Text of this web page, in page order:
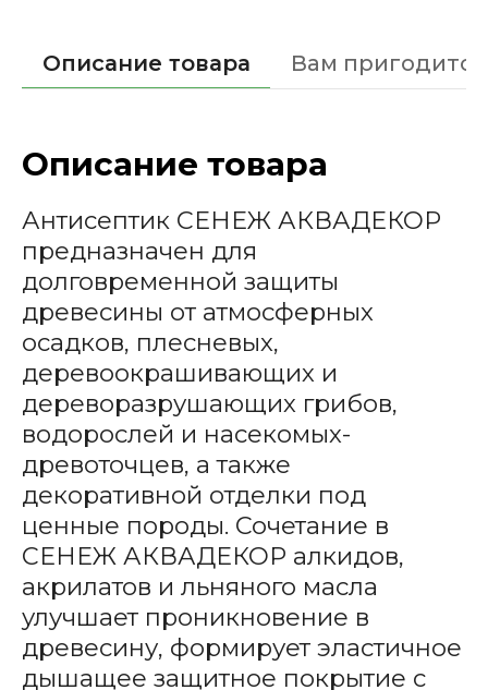
Описание товара Вам пригодится
Описание товара
Антисептик СЕНЕЖ АКВАДЕКОР
предназначен для
долговременной защиты
древесины от атмосферных
осадков, плесневых,
деревоокрашивающих и
дереворазрушающих грибов,
водорослей и насекомых-
древоточцев, а также
декоративной отделки под
ценные породы. Сочетание в
СЕНЕЖ АКВАДЕКОР алкидов,
акрилатов и льняного масла
улучшает проникновение в
древесину, формирует эластичное
дышащее защитное покрытие с